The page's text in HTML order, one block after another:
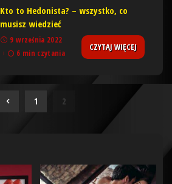
Kto to Hedonista? – wszystko, co
musisz wiedzieć
9 września 2022
6 min czytania
CZYTAJ WIĘCEJ
1 2